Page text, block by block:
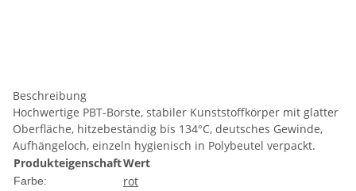
Beschreibung
Hochwertige PBT-Borste, stabiler Kunststoffkörper mit glatter
Oberfläche, hitzebeständig bis 134°C, deutsches Gewinde,
Aufhängeloch, einzeln hygienisch in Polybeutel verpackt.
ProdukteigenschaftWert
Farbe: rot